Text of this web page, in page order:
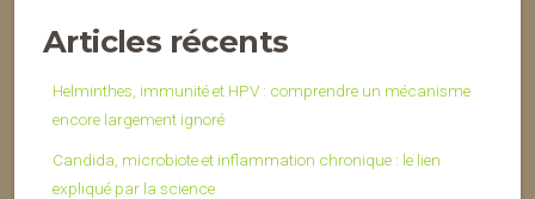
Articles récents
Helminthes, immunité et HPV : comprendre un mécanisme
encore largement ignoré
Candida, microbiote et inflammation chronique : le lien
expliqué par la science